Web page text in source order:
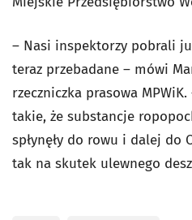
– Nasi inspektorzy pobrali
teraz przebadane – mówi
rzeczniczka prasowa
takie, że substancje
spłynęły do rowu i dalej do
tak na skutek ulewnego